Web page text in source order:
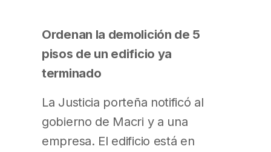
Ordenan la demolición de 5
pisos de un edificio ya
terminado
La Justicia porteña notificó al
gobierno de Macri y a una
empresa. El edificio está en